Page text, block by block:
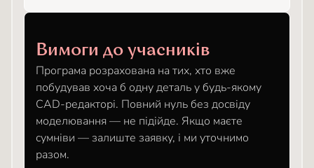
Вимоги до учасників
Програма розрахована на тих, хто вже
побудував хоча б одну деталь у будь-якому
CAD-редакторі. Повний нуль без досвіду
моделювання — не підійде. Якщо маєте
сумніви — залиште заявку, і ми уточнимо
разом.